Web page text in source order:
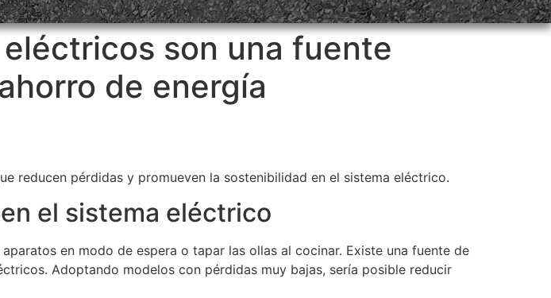
son una fuente
de energía
reducen pérdidas y promueven la sostenibilidad en el sistema eléctrico.
el sistema eléctrico
en modo de espera o tapar las ollas al cocinar. Existe una fuente de
Adoptando modelos con pérdidas muy bajas, sería posible reducir